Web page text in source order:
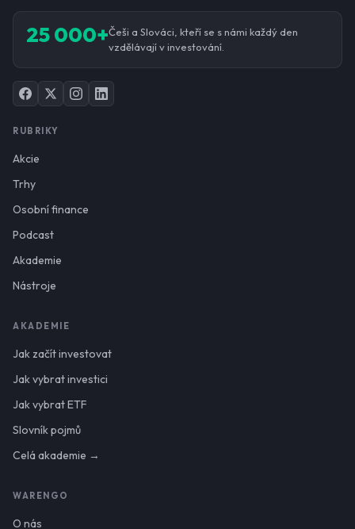
25 000+Češi a Slováci, kteří se s námi každý den
vzdělávají v investování.
RUBRIKY
Akcie
Trhy
Osobní finance
Podcast
Akademie
Nástroje
AKADEMIE
Jak začít investovat
Jak vybrat investici
Jak vybrat ETF
Slovník pojmů
Celá akademie →
WARENGO
O nás